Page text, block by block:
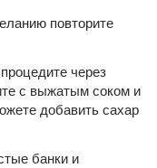
повторите
через
с выжатым соком и
добавить сахар
банки и